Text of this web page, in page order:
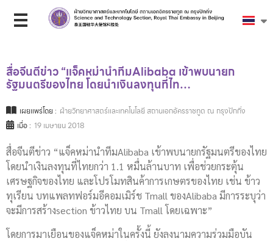
สื่อจีนตีข่าว “แจ็คหม่านำทีมAlibaba เข้าพบนายก
รัฐมนตรีของไทย โดยนำเงินลงทุนที่ไท…
เผยแพร่โดย : ฝ่ายวิทยาศาสตร์และเทคโนโลยี สถานเอกอัครราชทูต ณ กรุงปักกิ่ง
เมื่อ : 19 เมษายน 2018
สื่อจีนตีข่าว “แจ็คหม่านำทีมAlibaba เข้าพบนายกรัฐมนตรีของไทย
โดยนำเงินลงทุนที่ไทยกว่า 1.1 หมื่นล้านบาท เพื่อช่วยกระตุ้น
เศรษฐกิจของไทย และโปรโมทสินค้าการเกษตรของไทย เช่น ข้าว
ทุเรียน บทแพลทฟอร์มอีคอมเมิร์ช Tmall ของAlibaba มีการระบุว่า
จะมีการสร้างsection ข้าวไทย บน Tmall โดยเฉพาะ”
โดยการมาเยือนของแจ็คหม่าในครั้งนี้ ยังลงนามความร่วมมือบัน